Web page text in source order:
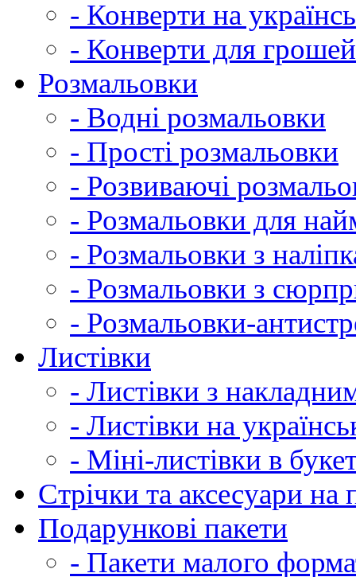
- Конверти на
- Конверти для грошей
Розмальовки
- Водні розмальовки
- Прості розмальовки
- Розвиваючі
- Розмальовки для
- Розмальовки з
- Розмальовки з
- Розмальовки-
Листівки
- Листівки з
- Листівки на
- Міні-листівки в
Cтрічки та аксесуари
Подарункові пакети
- Пакети малого